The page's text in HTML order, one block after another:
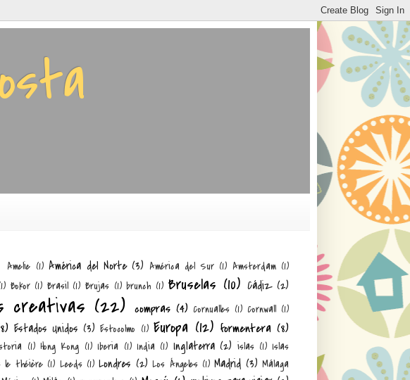
Amelie (1) América del Norte (3) América del Sur (1) Amsterdam (1)
Bokor (1) Brasil (1) Brujas (1) brunch (1) Bruselas (10) Cádiz (2)
creativas (22) compras (4) Cornualles (1) Cornwall (1)
Estados Unidos (3) Estocolmo (1) Europa (12) formentera (8)
(1) Hong Kong (1) Iberia (1) India (1) Inglaterra (2) islas (1) Islas
le théière (1) Leeds (1) Londres (2) Los Ángeles (1) Madrid (3) Málaga